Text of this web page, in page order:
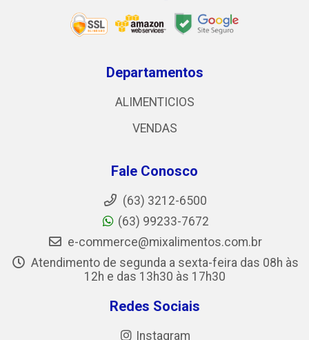
Departamentos
ALIMENTICIOS
VENDAS
Fale Conosco
(63) 3212-6500
(63) 99233-7672
e-commerce@mixalimentos.com.br
Atendimento de segunda a sexta-feira das 08h às
12h e das 13h30 às 17h30
Redes Sociais
Instagram